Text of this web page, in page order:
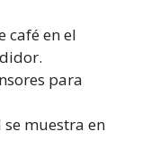
café en el
para
muestra en